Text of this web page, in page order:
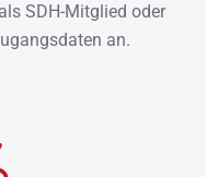
SDH-Mitglied oder
an.